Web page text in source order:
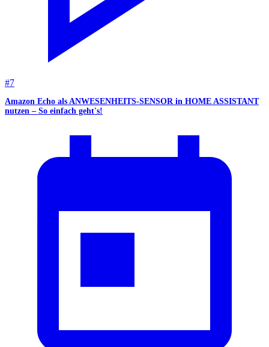
#7
Amazon Echo als ANWESENHEITS-SENSOR in HOME ASSISTANT
nutzen – So einfach geht's!